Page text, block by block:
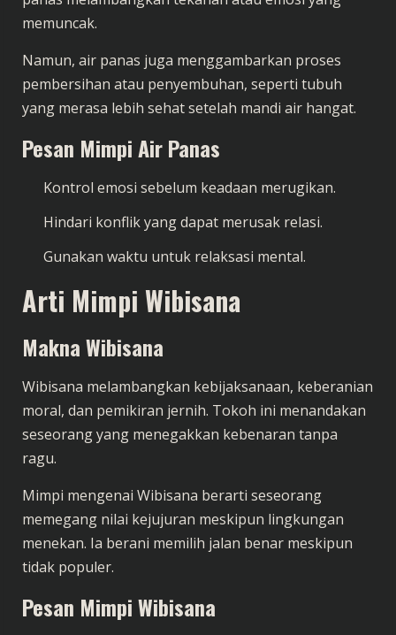
memuncak.
Namun, air panas juga menggambarkan proses
pembersihan atau penyembuhan, seperti tubuh
yang merasa lebih sehat setelah mandi air hangat.
Pesan Mimpi Air Panas
Kontrol emosi sebelum keadaan merugikan.
Hindari konflik yang dapat merusak relasi.
Gunakan waktu untuk relaksasi mental.
Arti Mimpi Wibisana
Makna Wibisana
Wibisana melambangkan kebijaksanaan, keberanian
moral, dan pemikiran jernih. Tokoh ini menandakan
seseorang yang menegakkan kebenaran tanpa
ragu.
Mimpi mengenai Wibisana berarti seseorang
memegang nilai kejujuran meskipun lingkungan
menekan. Ia berani memilih jalan benar meskipun
tidak populer.
Pesan Mimpi Wibisana